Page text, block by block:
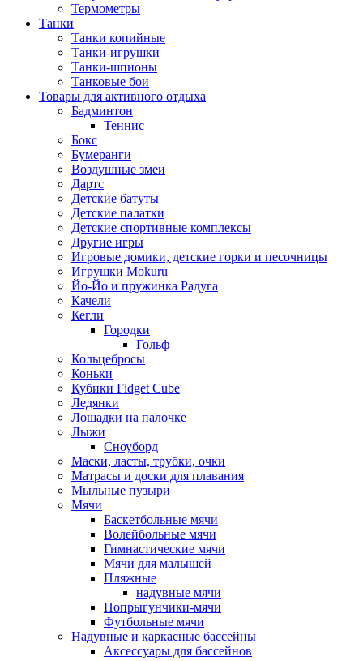
Термометры
Танки
Танки копийные
Танки-игрушки
Танки-шпионы
Танковые бои
Товары для активного отдыха
Бадминтон
Теннис
Бокс
Бумеранги
Воздушные змеи
Дартс
Детские батуты
Детские палатки
Детские спортивные комплексы
Другие игры
Игровые домики, детские горки и песочницы
Игрушки Mokuru
Йо-Йо и пружинка Радуга
Качели
Кегли
Городки
Гольф
Кольцебросы
Коньки
Кубики Fidget Cube
Ледянки
Лошадки на палочке
Лыжи
Сноуборд
Маски, ласты, трубки, очки
Матрасы и доски для плавания
Мыльные пузыри
Мячи
Баскетбольные мячи
Волейбольные мячи
Гимнастические мячи
Мячи для малышей
Пляжные
надувные мячи
Попрыгунчики-мячи
Футбольные мячи
Надувные и каркасные бассейны
Аксессуары для бассейнов